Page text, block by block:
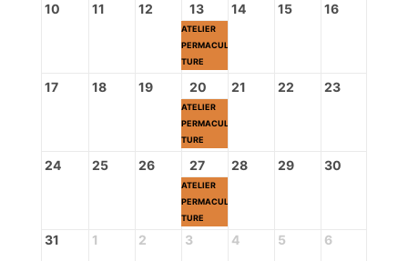
10 11 12 13
ATELIER
PERMACUL
TURE
14 15 16
17 18 19 20
ATELIER
PERMACUL
TURE
21 22 23
24 25 26 27
ATELIER
PERMACUL
TURE
28 29 30
31 1 2 3 4 5 6